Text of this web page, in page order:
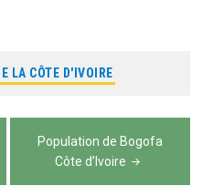
LA CÔTE D'IVOIRE
Population de Bogofa
Côte d’Ivoire